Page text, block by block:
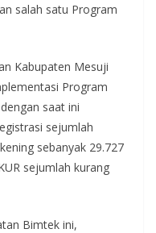
salah satu Program
Kabupaten Mesuji
Program
saat ini
sejumlah
sebanyak 29.727
sejumlah kurang
Bimtek ini,